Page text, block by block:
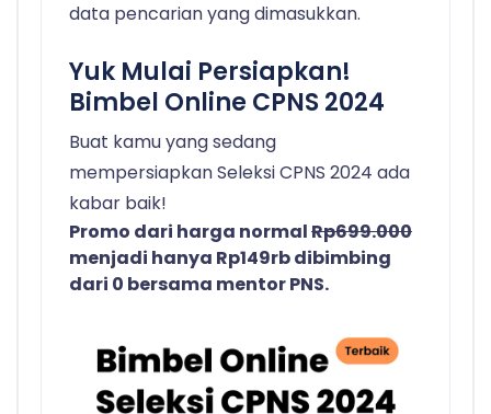
data pencarian yang dimasukkan.
Yuk Mulai Persiapkan!
Bimbel Online CPNS 2024
Buat kamu yang sedang
mempersiapkan Seleksi CPNS 2024 ada
kabar baik!
Promo dari harga normalRp699.000
menjadi hanya Rp149rb dibimbing
dari 0 bersama mentor PNS.